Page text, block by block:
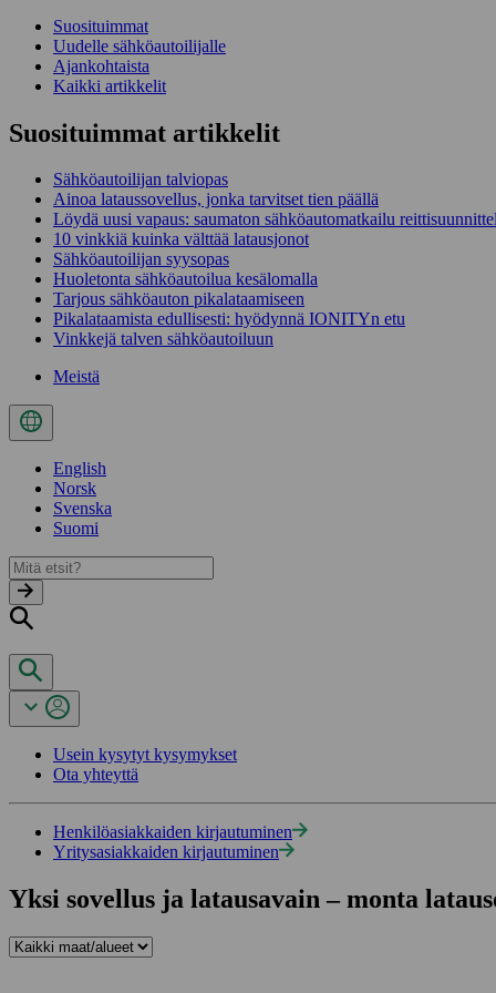
Suosituimmat
Uudelle sähköautoilijalle
Ajankohtaista
Kaikki artikkelit
Suosituimmat artikkelit
Sähköautoilijan talviopas
Ainoa lataussovellus, jonka tarvitset tien päällä
Löydä uusi vapaus: saumaton sähköautomatkailu
10 vinkkiä kuinka välttää latausjonot
Sähköautoilijan syysopas
Huoletonta sähköautoilua kesälomalla
Tarjous sähköauton pikalataamiseen
Pikalataamista edullisesti: hyödynnä IONITYn etu
Vinkkejä talven sähköautoiluun
Meistä
English
Norsk
Svenska
Suomi
Usein kysytyt kysymykset
Ota yhteyttä
Henkilöasiakkaiden kirjautuminen
Yritysasiakkaiden kirjautuminen
Yksi sovellus ja latausavain – monta